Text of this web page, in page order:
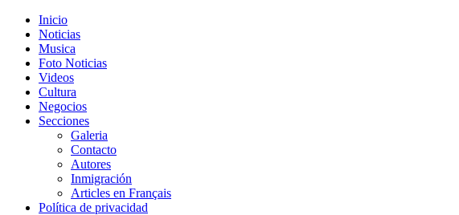
Inicio
Noticias
Musica
Foto Noticias
Videos
Cultura
Negocios
Secciones
Galeria
Contacto
Autores
Inmigración
Articles en Français
Política de privacidad